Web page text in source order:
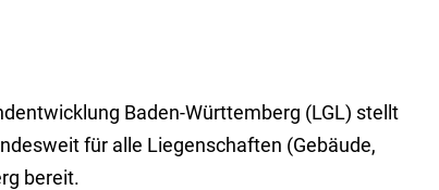
Baden-Württemberg (LGL) stellt
für alle Liegenschaften (Gebäude,
bereit.